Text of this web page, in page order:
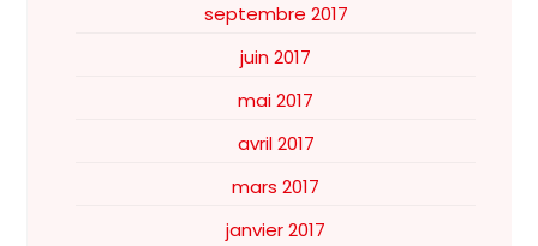
septembre 2017
juin 2017
mai 2017
avril 2017
mars 2017
janvier 2017